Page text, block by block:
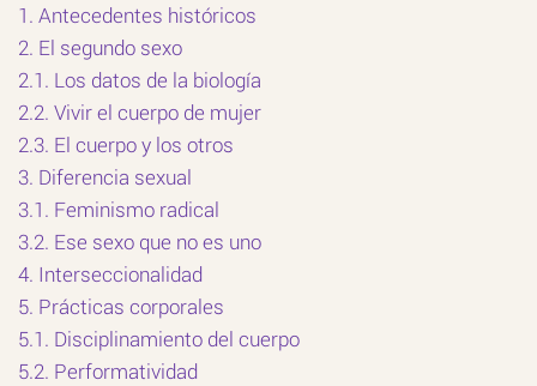
1. Antecedentes históricos
2. El segundo sexo
2.1. Los datos de la biología
2.2. Vivir el cuerpo de mujer
2.3. El cuerpo y los otros
3. Diferencia sexual
3.1. Feminismo radical
3.2. Ese sexo que no es uno
4. Interseccionalidad
5. Prácticas corporales
5.1. Disciplinamiento del cuerpo
5.2. Performatividad